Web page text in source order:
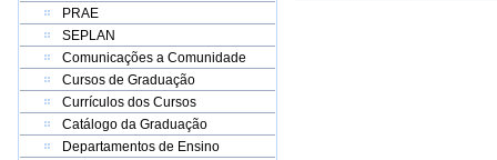
PRAE
SEPLAN
Comunicações a Comunidade
Cursos de Graduação
Currículos dos Cursos
Catálogo da Graduação
Departamentos de Ensino